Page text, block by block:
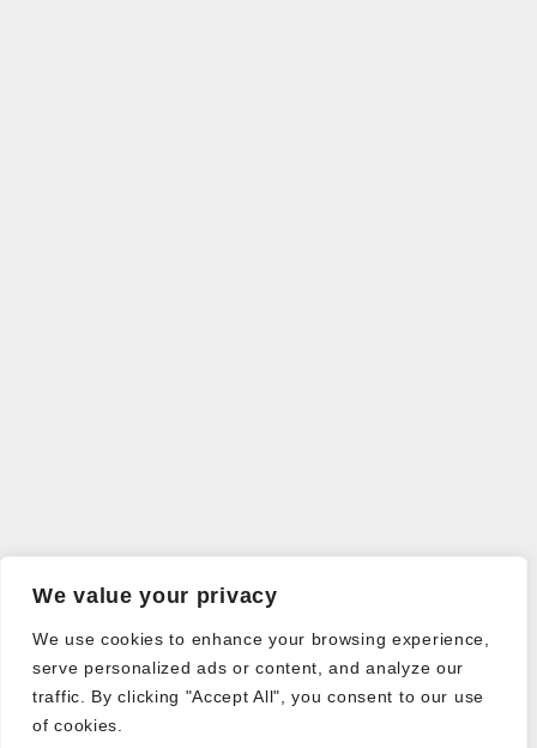
We value your privacy
We use cookies to enhance your browsing experience,
serve personalized ads or content, and analyze our
traffic. By clicking "Accept All", you consent to our use
of cookies.